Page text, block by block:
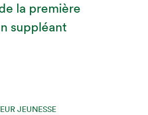
la première
suppléant
JEUNESSE